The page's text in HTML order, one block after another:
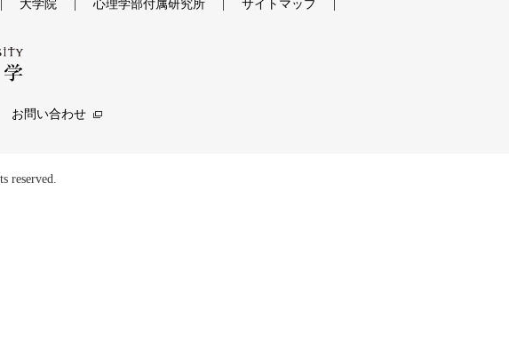
大学院 心理学部付属研究所 サイトマップ
お問い合わせ
reserved.